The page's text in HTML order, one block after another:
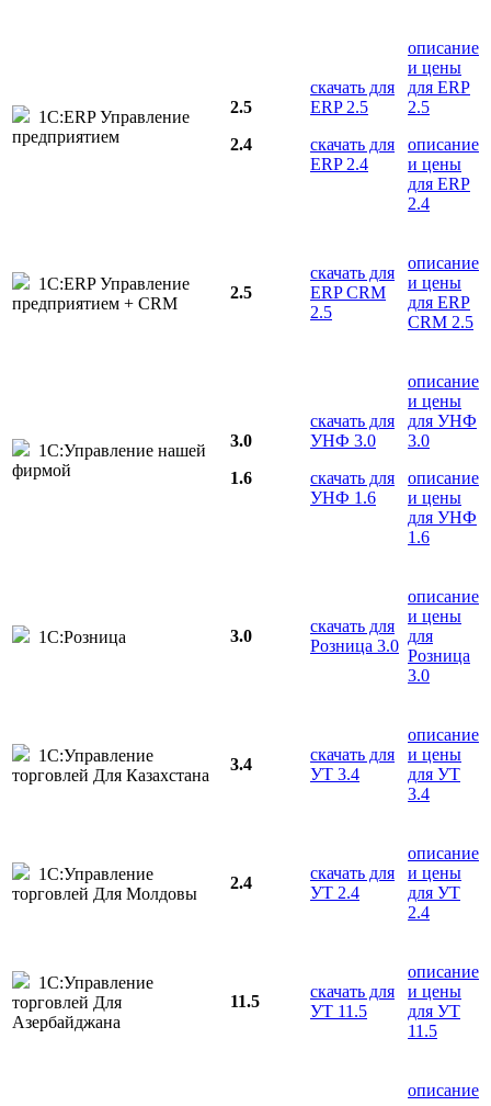
1С:ERP Управление
предприятием
2.5
2.4
скачать для
ERP 2.5
скачать для
ERP 2.4
описание
и цены
для ERP
2.5
описание
и цены
для ERP
2.4
1С:ERP Управление
предприятием + CRM
2.5
скачать для
ERP CRM
2.5
описание
и цены
для ERP
CRM 2.5
1С:Управление нашей
фирмой
3.0
1.6
скачать для
УНФ 3.0
скачать для
УНФ 1.6
описание
и цены
для УНФ
3.0
описание
и цены
для УНФ
1.6
1С:Розница 3.0
скачать для
Розница 3.0
описание
и цены
для
Розница
3.0
1С:Управление
торговлей Для Казахстана
3.4
скачать для
УТ 3.4
описание
и цены
для УТ
3.4
1С:Управление
торговлей Для Молдовы
2.4
скачать для
УТ 2.4
описание
и цены
для УТ
2.4
1С:Управление
торговлей Для
Азербайджана
11.5
скачать для
УТ 11.5
описание
и цены
для УТ
11.5
описание